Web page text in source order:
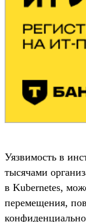
Уязвимость в
тысячами
в Kubernetes,
перемещения,